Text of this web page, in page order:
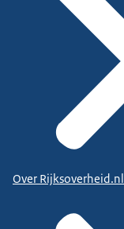
Over Rijksoverheid.nl